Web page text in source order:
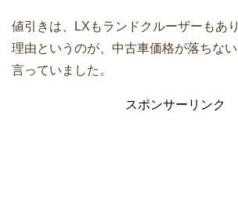
値引きは、LXもランドクルーザーもあ
理由というのが、中古車価格が落ちな
言っていました。
スポンサーリンク